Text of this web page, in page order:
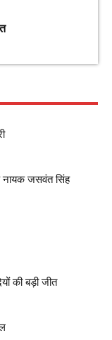
जसवंत सिंह
की बड़ी जीत